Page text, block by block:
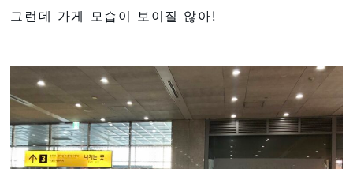
그런데 가게 모습이 보이질 않아!